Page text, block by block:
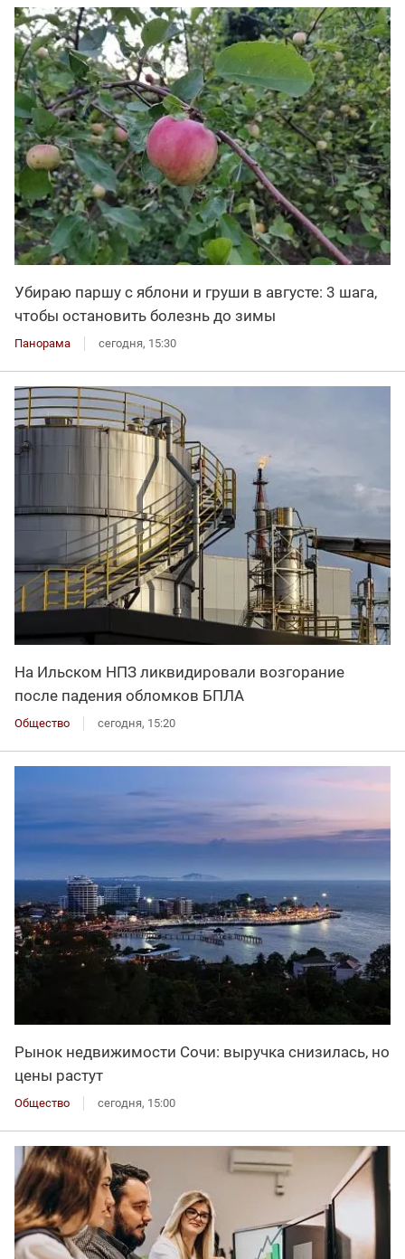
Убираю паршу с яблони и груши в августе: 3 шага,
чтобы остановить болезнь до зимы
Панорама сегодня, 15:30
На Ильском НПЗ ликвидировали возгорание
после падения обломков БПЛА
Общество сегодня, 15:20
Рынок недвижимости Сочи: выручка снизилась, но
цены растут
Общество сегодня, 15:00